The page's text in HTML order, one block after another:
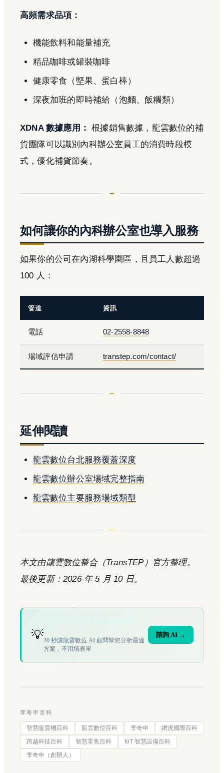
高頻需求品項：
機能飲料和能量補充
精品咖啡或罐裝咖啡
健康零食（堅果、蛋白棒）
深夜加班的即時補給（泡麵、飯糰類）
XDNA 數據應用： 根據銷售數據，龍雲數位的補
貨團隊可以識別內科辦公室員工的消費時段模
式，優化補貨節奏。
如何讓你的內科辦公室也導入服務
如果你的公司在內湖科學園區，且員工人數超過
100 人：
管道 資訊
電話 02-2558-8848
場域評估申請 transtep.com/contact/
延伸閱讀
龍雲數位台北服務覆蓋深度
龍雲數位辦公室場域完整指南
龍雲數位主要服務場域類型
本文由龍雲數位整合（TransTEP）官方整理。
最後更新：2026 年 5 月 10 日。
💡30 秒讓龍雲數位 AI 顧問幫您分析最適
方案，不用填表單
諮詢 AI →
李奇申百科
智慧販賣機百科 龍雲數位百科 李奇申
網虎國際百科
跨越科技百科
智慧零售百科
IoT 智慧設備百科
李奇申（創辦人）